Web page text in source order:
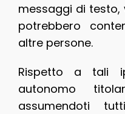
messaggi di testo,
potrebbero
altre persone.
Rispetto a tali
autonomo
assumendoti